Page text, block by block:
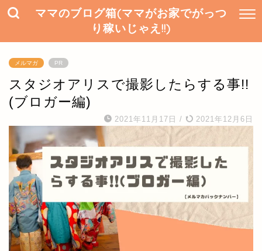
ママのブログ箱(ママがお家でがっつ
り稼いじゃえ!!)
メルマガ PR
スタジオアリスで撮影したらする事!!
(ブロガー編)
2021年11月17日 / 2021年12月6日